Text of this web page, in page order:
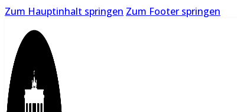
Zum Hauptinhalt springen Zum Footer springen